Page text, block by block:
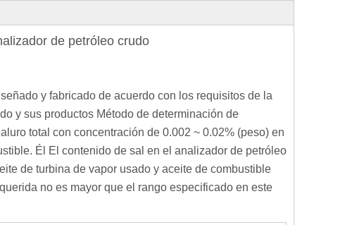
de petróleo crudo
y fabricado de acuerdo con los requisitos de la
y sus productos Método de determinación de
total con concentración de 0.002 ~ 0.02% (peso) en
Él El contenido de sal en el analizador de petróleo
de turbina de vapor usado y aceite de combustible
no es mayor que el rango especificado en este